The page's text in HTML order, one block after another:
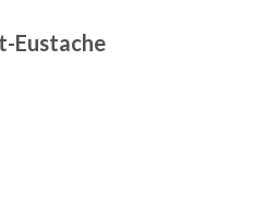
Eustache